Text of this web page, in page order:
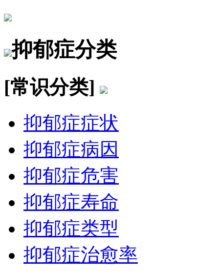
抑郁症分类
[常识分类]
抑郁症症状
抑郁症病因
抑郁症危害
抑郁症寿命
抑郁症类型
抑郁症治愈率